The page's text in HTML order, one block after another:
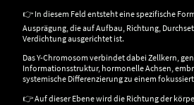
👉 In diesem Feld entsteht eine spezifische
Ausprägung, die auf Aufbau, Richtung,
Verdichtung ausgerichtet ist.
Das Y-Chromosom verbindet dabei Zellkern,
Informationsstruktur, hormonelle Achsen,
systemische Differenzierung zu einem
👉 Auf dieser Ebene wird die Richtung der